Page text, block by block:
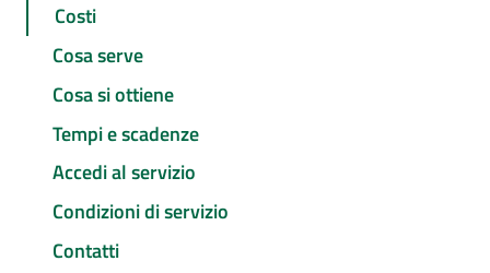
Costi
Cosa serve
Cosa si ottiene
Tempi e scadenze
Accedi al servizio
Condizioni di servizio
Contatti